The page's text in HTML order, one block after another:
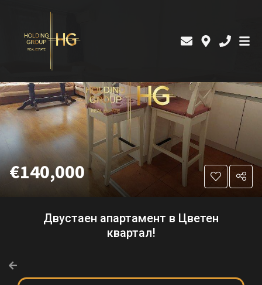
€140,000
Двустаен апартамент в Цветен
квартал!